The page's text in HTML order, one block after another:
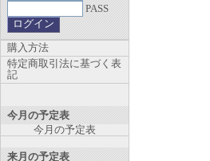
PASS
購入方法
特定商取引法に基づく表
記
今月の予定表
今月の予定表
来月の予定表